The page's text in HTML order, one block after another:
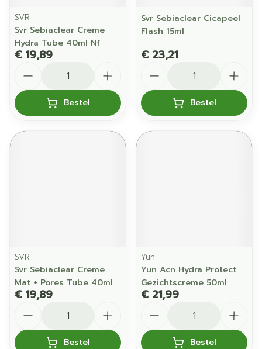
SVR
Svr Sebiaclear Creme
Hydra Tube 40ml Nf
€ 19,89
Bestel
Svr Sebiaclear Cicapeel
Flash 15ml
€ 23,21
Bestel
SVR
Svr Sebiaclear Creme
Mat + Pores Tube 40ml
€ 19,89
Bestel
Yun
Yun Acn Hydra Protect
Gezichtscreme 50ml
€ 21,99
Bestel